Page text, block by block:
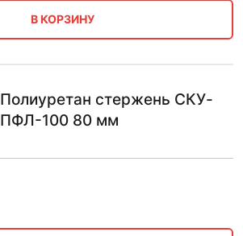
В КОРЗИНУ
Полиуретан стержень СКУ-
ПФЛ-100 80 мм